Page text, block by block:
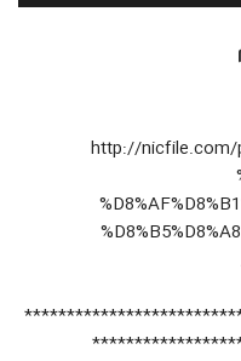
http://nicfile.com/